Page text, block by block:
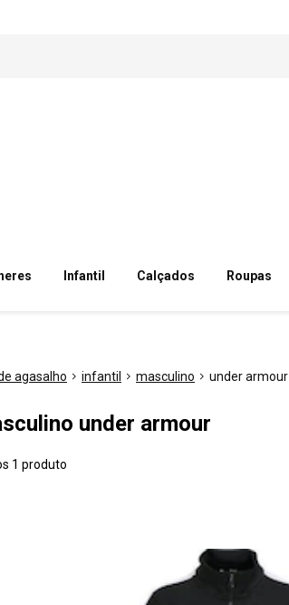
Infantil Calçados Roupas
agasalho infantil masculino under armour
under armour
1 produto